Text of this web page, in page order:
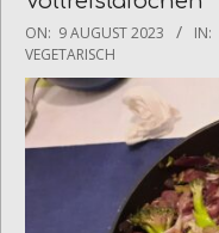
2023-
08-
09
ON: 9 AUGUST 2023 IN:
VEGETARISCH